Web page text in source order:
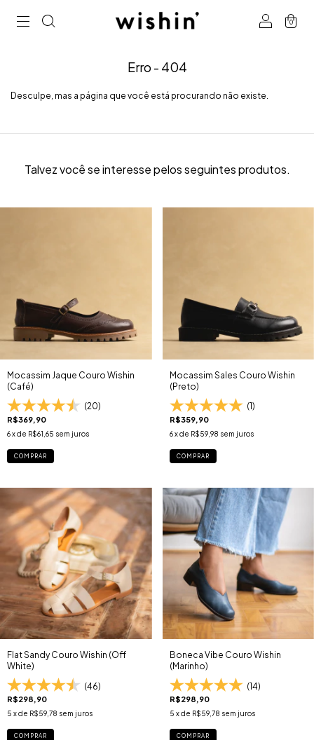
0
Erro - 404
Desculpe, mas a página que você está procurando não existe.
Talvez você se interesse pelos seguintes produtos.
Mocassim Jaque Couro Wishin
(Café)
(20)
R$369,90
6x de R$61,65 sem juros
COMPRAR
Mocassim Sales Couro Wishin
(Preto)
(1)
R$359,90
6 x de R$59,98 sem juros
COMPRAR
Flat Sandy Couro Wishin (Off
White)
(46)
R$298,90
5 x de R$59,78 sem juros
COMPRAR
Boneca Vibe Couro Wishin
(Marinho)
(14)
R$298,90
5 x de R$59,78 sem juros
COMPRAR